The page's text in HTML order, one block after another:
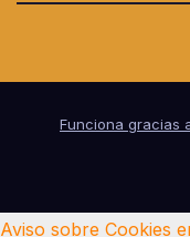
Funciona gracias
Aviso sobre Cookies